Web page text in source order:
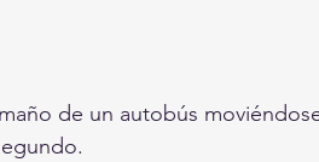
de un autobús